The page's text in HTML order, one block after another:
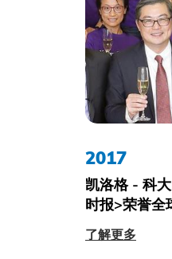
2017
凯洛格 - 科
时报>荣誉全
了解更多